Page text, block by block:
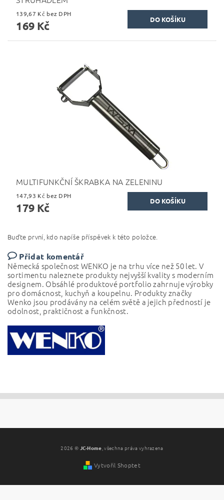
139,67 Kč bez DPH
169 Kč
MULTIFUNKČNÍ ŠKRABKA NA ZELENINU
147,93 Kč bez DPH
179 Kč
Buďte první, kdo napíše příspěvek k této položce.
Přidat komentář
Německá společnost WENKO je na trhu více než 50 let. V
sortimentu naleznete produkty nejvyšší kvality s moderním
designem. Obsáhlé produktové portfoliozahrnuje výrobky
pro domácnost, kuchyň a koupelnu. Produkty značky
Wenko jsou prodávány na celém světě a jejich předností je
odolnost, praktičnost a funkčnost.
2026 © JC-Home , všechna práva vyhrazena
Vytvořil Shoptet